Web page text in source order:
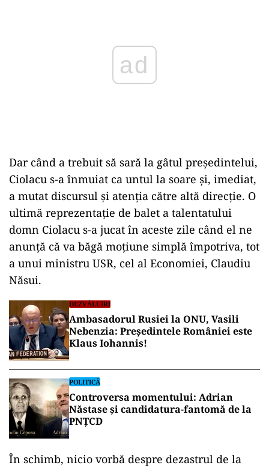
Dar când a trebuit să sară la gâtul președintelui,
Ciolacu s-a înmuiat ca untul la soare și, imediat,
a mutat discursul și atenția către altă direcție. O
ultimă reprezentație de balet a talentatului
domn Ciolacu s-a jucat în aceste zile când el ne
anunță că va băgă moțiune simplă împotriva, tot
a unui ministru USR, cel al Economiei, Claudiu
Năsui.
DEZVĂLUIRI
Ambasadorul Rusiei la ONU, Vasili
Nebenzia: Președintele României este
Klaus Iohannis!
POLITICĂ
Controversa momentului: Adrian
Năstase și candidatura-fantomă de la
PNȚCD
În schimb, nicio vorbă despre dezastrul de la